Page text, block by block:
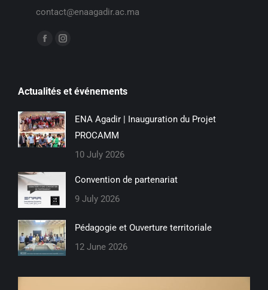
contact@enaagadir.ac.ma
Find us on:
Actualités et événements
ENA Agadir | Inauguration du Projet
PROCAMM
10 July 2026
Convention de partenariat
9 July 2026
Pédagogie et Ouverture territoriale
12 June 2026